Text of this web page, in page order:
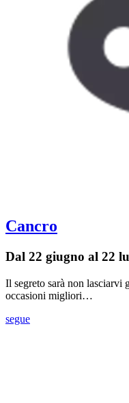
Cancro
Dal 22 giugno al 22
Il segreto sarà non
occasioni migliori…
segue